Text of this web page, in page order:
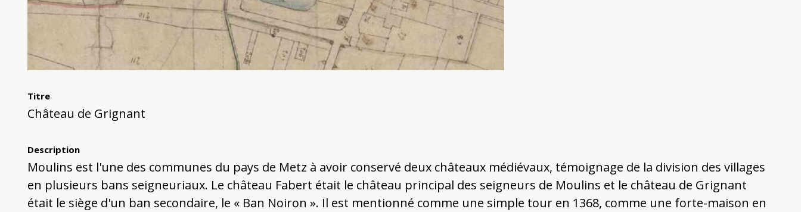
Titre
Château de Grignant
Description
Moulins est l'une des communes du pays de Metz à avoir conservé deux châteaux médiévaux, témoignage de la division des villages
en plusieurs bans seigneuriaux. Le château Fabert était le château principal des seigneurs de Moulins et le château de Grignant
était le siège d'un ban secondaire, le « Ban Noiron ». Il est mentionné comme une simple tour en 1368, comme une forte-maison en